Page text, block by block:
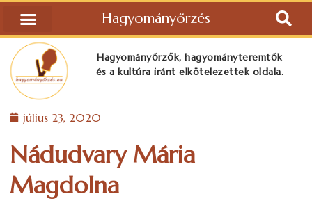
Hagyományőrzés
Hagyományőrzők, hagyományteremtők
és a kultúra iránt elkötelezettek oldala.
július 23, 2020
Nádudvary Mária
Magdolna